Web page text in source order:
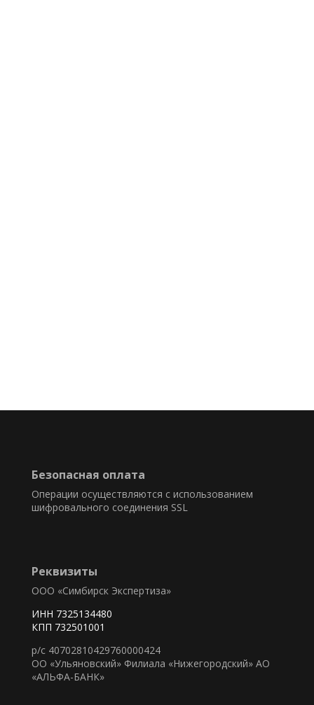
Безопасная оплата
Операции осуществляются с использованием
шифровального соединения SSL
Реквизиты
ООО «Симбирск Экспертиза»
ИНН 7325134480
КПП 732501001
р/с 40702810429760000424
ОО «Ульяновский» Филиала «Нижегородский» АО
«АЛЬФА-БАНК»